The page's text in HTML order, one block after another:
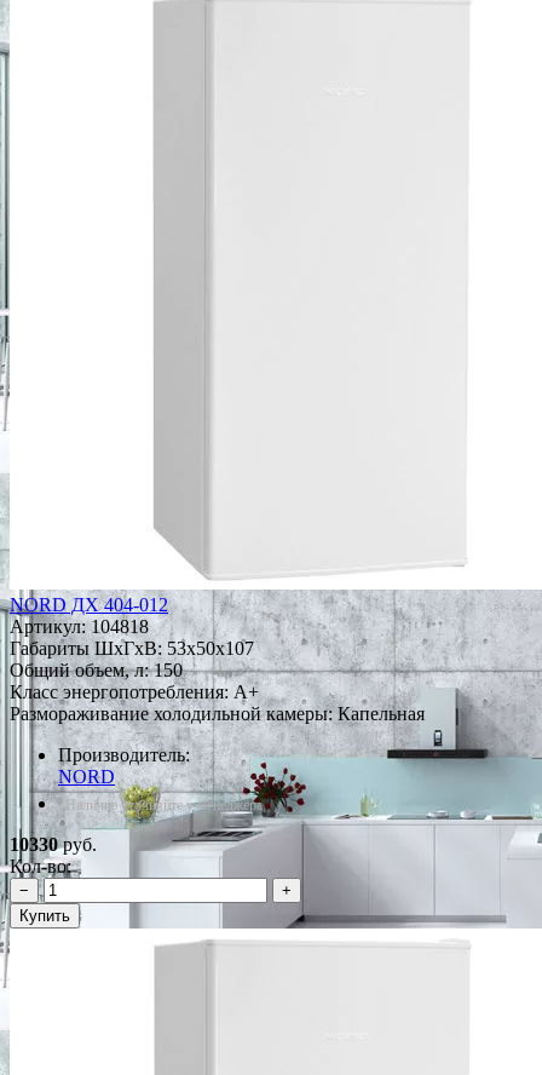
NORD ДХ 404-012
Артикул:104818
Габариты ШxГxВ: 53x50x107
Общий объем, л: 150
Класс энергопотребления: A+
Размораживание холодильной камеры: Капельная
Производитель:
NORD
*Наличие уточняйте у менеджера
10330руб.
Кол-во:
−
+
Купить